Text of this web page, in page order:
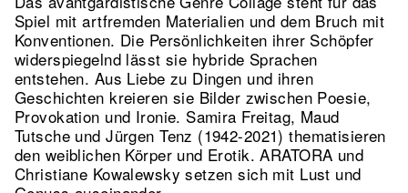
Spiel mit artfremden Materialien und dem Bruch mit
Konventionen. Die Persönlichkeiten ihrer Schöpfer
widerspiegelnd lässt sie hybride Sprachen
entstehen. Aus Liebe zu Dingen und ihren
Geschichten kreieren sie Bilder zwischen Poesie,
Provokation und Ironie. Samira Freitag, Maud
Tutsche und Jürgen Tenz (1942-2021) thematisieren
den weiblichen Körper und Erotik. ARATORA und
Christiane Kowalewsky setzen sich mit Lust und